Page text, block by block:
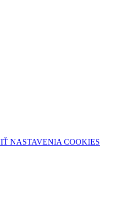
NASTAVENIA COOKIES